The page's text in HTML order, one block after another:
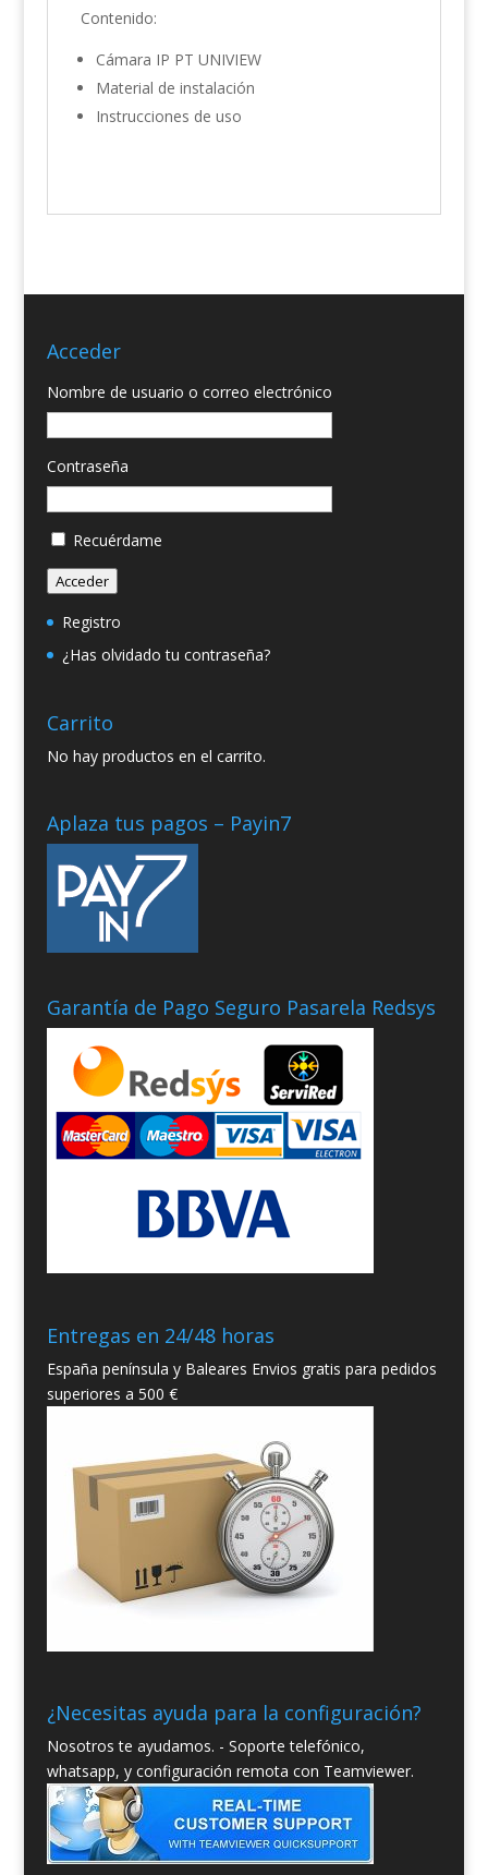
Contenido:
Cámara IP PT UNIVIEW
Material de instalación
Instrucciones de uso
Acceder
Nombre de usuario o correo electrónico
Contraseña
Recuérdame
Acceder
Registro
¿Has olvidado tu contraseña?
Carrito
No hay productos en el carrito.
Aplaza tus pagos – Payin7
Garantía de Pago Seguro Pasarela Redsys
Entregas en 24/48 horas
España península y Baleares Envios gratis para pedidos
superiores a 500 €
¿Necesitas ayuda para la configuración?
Nosotros te ayudamos. - Soporte telefónico,
whatsapp, y configuración remota con Teamviewer.